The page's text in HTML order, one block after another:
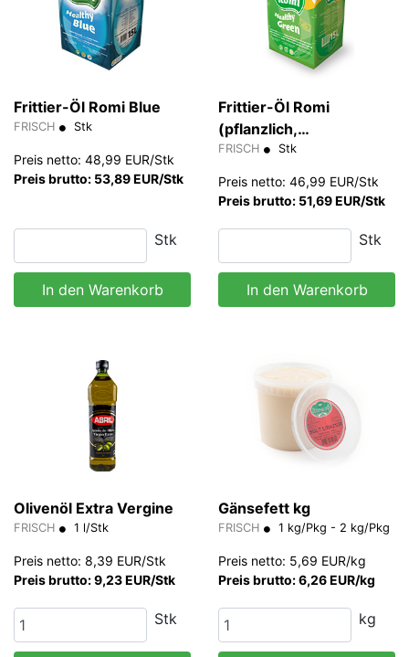
Frittier-Öl Romi Blue
FRISCH Stk
Preis netto: 48,99 EUR/Stk
Preis brutto: 53,89 EUR/Stk
Stk
In den Warenkorb
Frittier-Öl Romi
(pflanzlich,
cholesterinfrei)
FRISCH Stk
Preis netto: 46,99 EUR/Stk
Preis brutto: 51,69 EUR/Stk
Stk
In den Warenkorb
Olivenöl Extra Vergine
FRISCH 1 l/Stk
Preis netto: 8,39 EUR/Stk
Preis brutto: 9,23 EUR/Stk
Stk
Gänsefett kg
FRISCH 1 kg/Pkg - 2 kg/Pkg
Preis netto: 5,69 EUR/kg
Preis brutto: 6,26 EUR/kg
kg